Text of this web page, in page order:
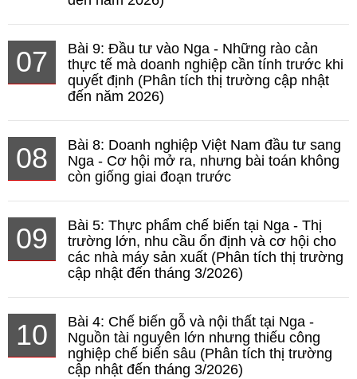
07
Bài 9: Đầu tư vào Nga - Những rào cản
thực tế mà doanh nghiệp cần tính trước khi
quyết định (Phân tích thị trường cập nhật
đến năm 2026)
08
Bài 8: Doanh nghiệp Việt Nam đầu tư sang
Nga - Cơ hội mở ra, nhưng bài toán không
còn giống giai đoạn trước
09
Bài 5: Thực phẩm chế biến tại Nga - Thị
trường lớn, nhu cầu ổn định và cơ hội cho
các nhà máy sản xuất (Phân tích thị trường
cập nhật đến tháng 3/2026)
10
Bài 4: Chế biến gỗ và nội thất tại Nga -
Nguồn tài nguyên lớn nhưng thiếu công
nghiệp chế biến sâu (Phân tích thị trường
cập nhật đến tháng 3/2026)